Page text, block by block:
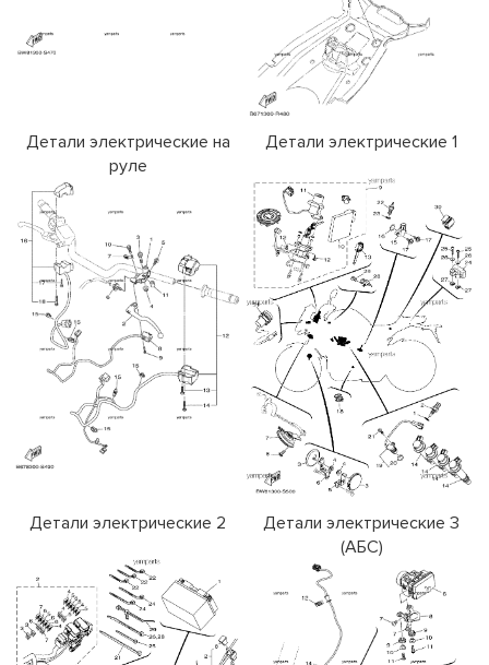
Детали электрические на
руле
Детали электрические 1
Детали электрические 2
Детали электрические 3
(АБС)